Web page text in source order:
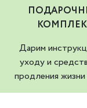
Дарим
уходу и
продления